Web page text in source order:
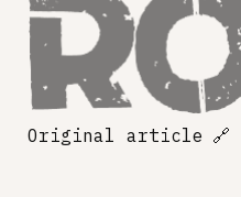
Original article 🔗